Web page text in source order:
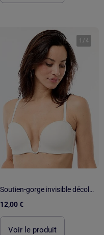
1 /4
Soutien-gorge invisible décolleté plongeant
12,00 €
Voir le produit